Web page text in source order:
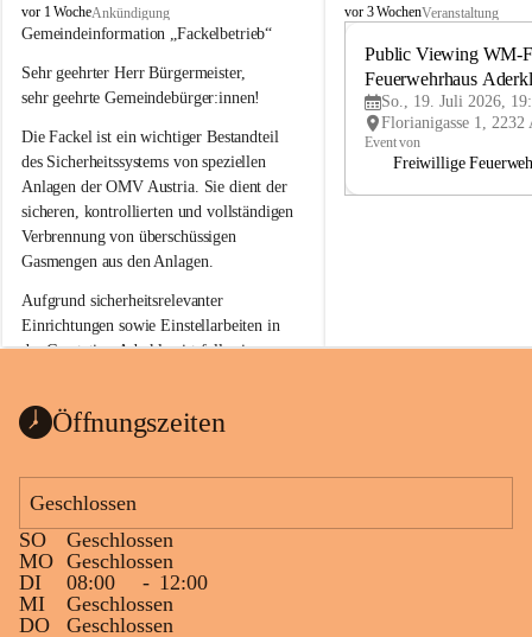
A
d
r
k
a
a
vor 1 WocheAnkündigung
Gemeindeinformation „Fackelbetrieb“
Sehr geehrter Herr Bürgermeister,
sehr geehrte Gemeindebürger:innen!
Die Fackel ist ein wichtiger Bestandteil
des Sicherheitssystems von speziellen
Anlagen der OMV Austria. Sie dient der
sicheren, kontrollierten und vollständigen
Verbrennung von überschüssigen
Gasmengen aus den Anlagen.
Aufgrund sicherheitsrelevanter
Einrichtungen sowie Einstellarbeiten in
der Gasstation Aderklaa ist fallweise
kommenden Tagen und Wochen wird
sein.
Die OMV Austria ist bemüht, für die
Bevölkerung ungewohnte, jedoch
technisch notwendige Betriebszustände so
kurz wie möglich zu halten.
Wir bitten daher die umliegende
A
vor 3 WochenVeranstaltung
Public Viewing WM-
Feuerwehrhaus
So., 19. Juli 2026,
Event von
Freiwillige
Öffnungszeiten
Geschlossen
SO
Geschlossen
MO Geschlossen
DI
08:00 - 12:00
MI
Geschlossen
DO
Geschlossen